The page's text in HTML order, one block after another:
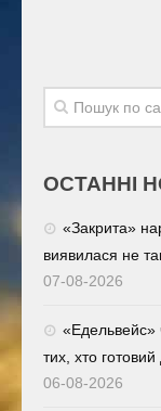
ОСТАННІ
«Закрита»
виявилася не
07-08-2026
«Едельвейс»
тих, хто
06-08-2026